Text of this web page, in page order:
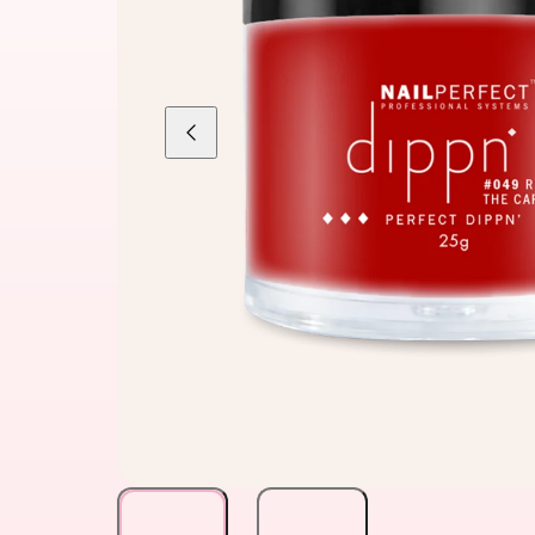
Liu'uta
vasemmalle